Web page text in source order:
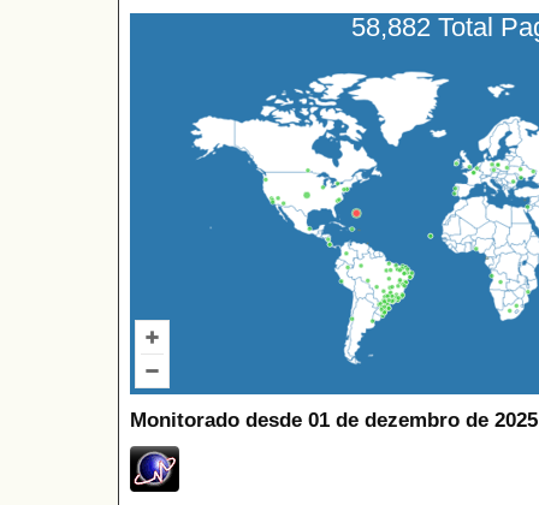
58,882 Total
Monitorado desde 01 de dezembro de